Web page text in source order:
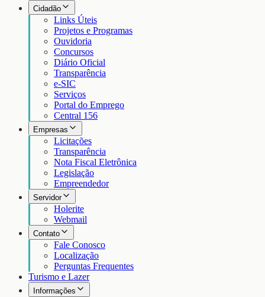
Cidadão
Links Úteis
Projetos e Programas
Ouvidoria
Concursos
Diário Oficial
Transparência
e-SIC
Serviços
Portal do Emprego
Central 156
Empresas
Licitações
Transparência
Nota Fiscal Eletrônica
Legislação
Empreendedor
Servidor
Holerite
Webmail
Contato
Fale Conosco
Localização
Perguntas Frequentes
Turismo e Lazer
Informações